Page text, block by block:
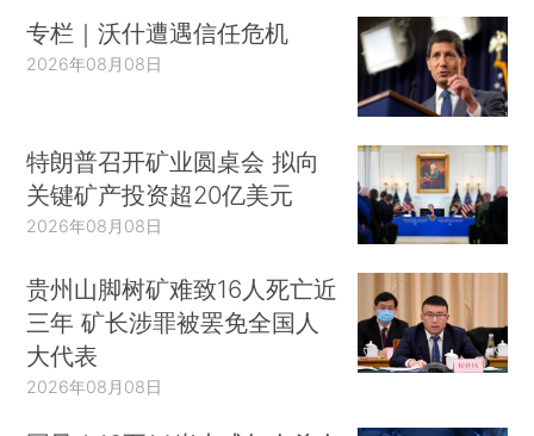
专栏｜沃什遭遇信任危机
2026年08月08日
特朗普召开矿业圆桌会 拟向
关键矿产投资超20亿美元
2026年08月08日
贵州山脚树矿难致16人死亡近
三年 矿长涉罪被罢免全国人
大代表
2026年08月08日